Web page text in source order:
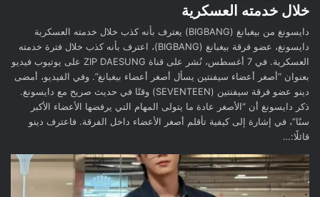
خلال خدمته العسكرية
دايسونغ من بيغبانغ (BIGBANG) يعترف بأنه كذب خلال خدمته العسكرية
دايسونغ، عضو فرقة بيغبانغ (BIGBANG)، اعترف بأنه كذب خلال فترة خدمته
العسكرية. في 7 أغسطس، نُشر على قناة ZIP DAESUNG على يوتيوب فيديو
بعنوان “أصغر أعضاء سيفنتين يسأل أصغر أعضاء بيغبانغ”. وفي الفيديو، أمضى
دينو عضو فرقة سيفنتين (SEVENTEEN) وقتًا في حديث صريح مع دايسونغ.
ذكر دايسونغ أن “الأصغر عادة ما يتولى المهام التي يرفضها الأعضاء الأكبر
سنًا“، في إشارة إلى كيفية تأقلم أصغر الأعضاء داخل الفرقة. فاعترف دينو
قائلًا:…